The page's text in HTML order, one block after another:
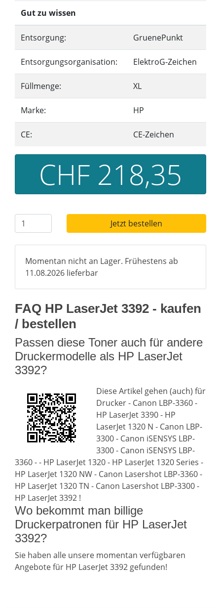
Gut zu wissen
Entsorgung: GruenePunkt
Entsorgungsorganisation: ElektroG-Zeichen
Füllmenge: XL
Marke: HP
CE: CE-Zeichen
CHF 218,35
Jetzt bestellen
Momentan nicht an Lager. Frühestens ab
11.08.2026 lieferbar
FAQ HP LaserJet 3392 - kaufen
/ bestellen
Passen diese Toner auch für andere
Druckermodelle als HP LaserJet
3392?
Diese Artikel gehen (auch) für
Drucker - Canon LBP-3360 -
HP LaserJet 3390 - HP
LaserJet 1320 N - Canon LBP-
3300 - Canon iSENSYS LBP-
3300 - Canon iSENSYS LBP-
3360 - - HP LaserJet 1320 - HP LaserJet 1320 Series -
HP LaserJet 1320 NW - Canon Lasershot LBP-3360 -
HP LaserJet 1320 TN - Canon Lasershot LBP-3300 -
HP LaserJet 3392 !
Wo bekommt man billige
Druckerpatronen für HP LaserJet
3392?
Sie haben alle unsere momentan verfügbaren
Angebote für HP LaserJet 3392 gefunden!